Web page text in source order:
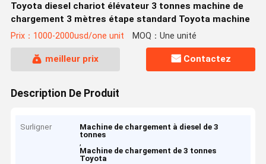
Toyota diesel chariot élévateur 3 tonnes machine de
chargement 3 mètres étape standard Toyota machine
Prix：1000-2000usd/one unit MOQ：Une unité
meilleur prix Contactez
Description De Produit
Surligner
Machine de chargement à diesel de 3
tonnes
,
Machine de chargement de 3 tonnes
Toyota